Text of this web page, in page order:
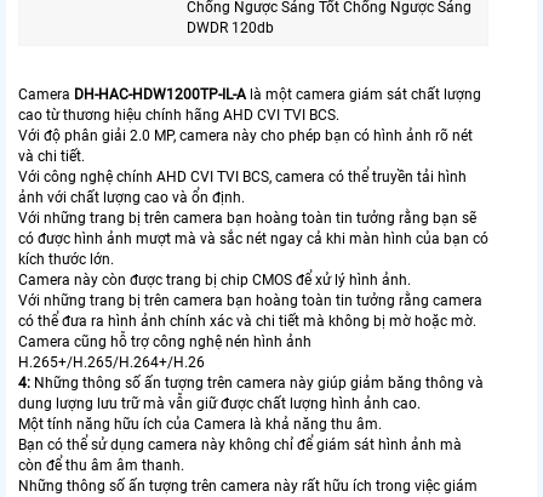
Chống Ngược Sáng Tốt Chống Ngược Sáng
DWDR 120db
Camera DH-HAC-HDW1200TP-IL-Alà một camera giám sát chất lượng
cao từ thương hiệu chính hãng AHD CVI TVI BCS.
Với độ phân giải 2.0 MP, camera này cho phép bạn có hình ảnh rõ nét
và chi tiết.
Với công nghệ chính AHD CVI TVI BCS, camera có thể truyền tải hình
ảnh với chất lượng cao và ổn định.
Với những trang bị trên camera bạn hoàng toàn tin tưởng rằng bạn sẽ
có được hình ảnh mượt mà và sắc nét ngay cả khi màn hình của bạn có
kích thước lớn.
Camera này còn được trang bị chip CMOS để xử lý hình ảnh.
Với những trang bị trên camera bạn hoàng toàn tin tưởng rằng camera
có thể đưa ra hình ảnh chính xác và chi tiết mà không bị mờ hoặc mờ.
Camera cũng hỗ trợ công nghệ nén hình ảnh
H.265+/H.265/H.264+/H.26
4: Những thông số ấn tượng trên camera này giúp giảm băng thông và
dung lượng lưu trữ mà vẫn giữ được chất lượng hình ảnh cao.
Một tính năng hữu ích của Camera là khả năng thu âm.
Bạn có thể sử dụng camera này không chỉ để giám sát hình ảnh mà
còn để thu âm âm thanh.
Những thông số ấn tượng trên camera này rất hữu ích trong việc giám